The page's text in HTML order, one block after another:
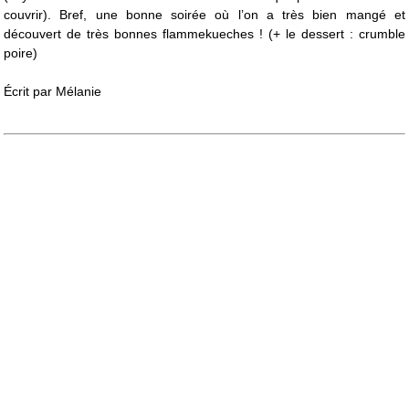
couvrir). Bref, une bonne soirée où l’on a très bien mangé et
découvert de très bonnes flammekueches ! (+ le dessert : crumble
poire)
Écrit par Mélanie